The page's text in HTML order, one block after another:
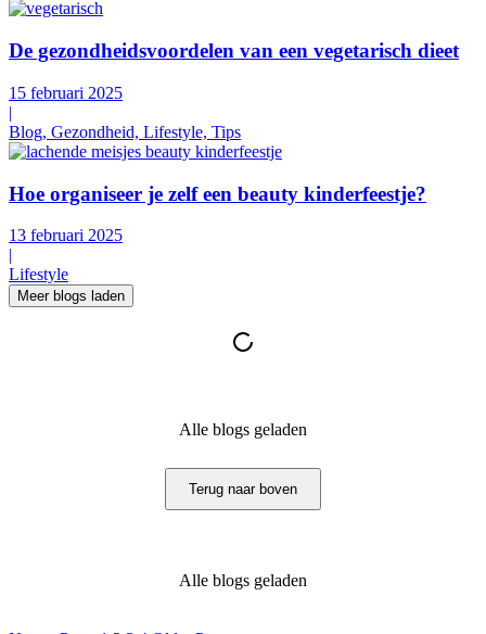
De gezondheidsvoordelen van een vegetarisch dieet
15 februari 2025
|
Blog, Gezondheid, Lifestyle, Tips
Hoe organiseer je zelf een beauty kinderfeestje?
13 februari 2025
|
Lifestyle
Meer blogs laden
Alle blogs geladen
Terug naar boven
Alle blogs geladen